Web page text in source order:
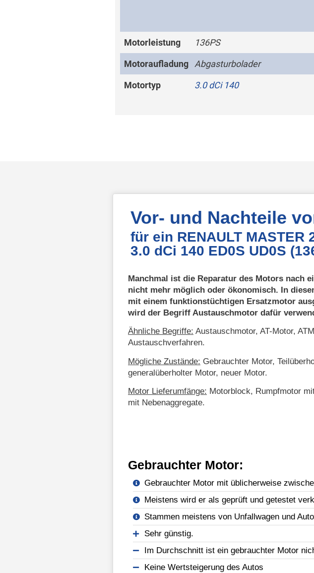
Motorleistung 136PS
Motoraufladung Abgasturbolader
Motortyp 3.0 dCi 140
Vor- und Nachteile
für ein RENAULT MASTER
3.0 dCi 140 ED0S UD0S
Manchmal ist die Reparatur des Motors nach
nicht mehr möglich oder ökonomisch. In
mit einem funktionstüchtigen Ersatzmotor
wird der Begriff Austauschmotor dafür
Ähnliche Begriffe: Austauschmotor, AT-Motor,
Austauschverfahren.
Mögliche Zustände: Gebrauchter Motor,
generalüberholter Motor, neuer Motor.
Motor Lieferumfänge: Motorblock, Rumpfmotor
mit Nebenaggregate.
Gebrauchter Motor:
Gebrauchter Motor mit üblicherweise
Meistens wird er als geprüft und getestet
Stammen meistens von Unfallwagen und
Sehr günstig.
Im Durchschnitt ist ein gebrauchter Motor
Keine Wertsteigerung des Autos